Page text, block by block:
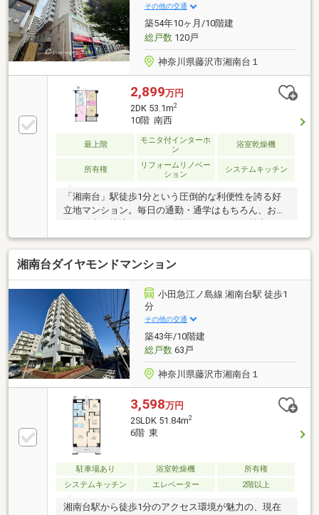
その他の交通
築54年10ヶ月/10階建
総戸数120戸
神奈川県藤沢市湘南台１
2,899万円
2DK 53.1m2
10階 南西
最上階
モニタ付インターホ
ン
浴室乾燥機
所有権
リフォームリノベー
ション
システムキッチン
「湘南台」駅徒歩1分という圧倒的な利便性を誇る好
立地マンション。毎日の通勤・通学はもちろん、お買
す。お部屋は10階部分につき開放感があり、陽当たり
や眺望にも期待できる住空間。リフォーム済みのた
め、購入後すぐに新生活をスタートしやすい点も嬉し
いポイントです。2LDKの使いやすい間取りはご夫婦や
少人数のご家族にもおすすめ。駅近の資産性と暮らし
やすさを兼ね備えた、湘南エリアでも希少性の高い一
室です。
湘南台ダイヤモンドマンション
小田急江ノ島線 湘南台駅 徒歩1
分
その他の交通
築43年/10階建
総戸数63戸
神奈川県藤沢市湘南台１
3,598万円
2SLDK 51.84m2
6階 東
駐車場あり 浴室乾燥機
所有権
システムキッチン
エレベーター 2階以上
湘南台駅から徒歩1分のアクセス環境が魅力の、現在